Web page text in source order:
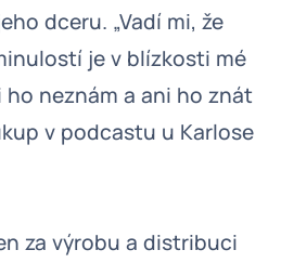
dceru. „Vadí mi, že
je v blízkosti mé
ho neznám a ani ho znát
v podcastu u Karlose
za výrobu a distribuci